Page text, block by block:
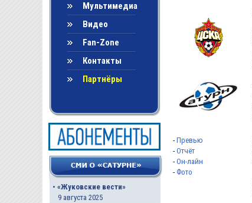
Мультимедиа
Видео
Fan-Zone
Контакты
Партнёры
• «Жуковские вести»
9 августа 2025
- Превью
- Отчёт
- Он-лайн
- Фото